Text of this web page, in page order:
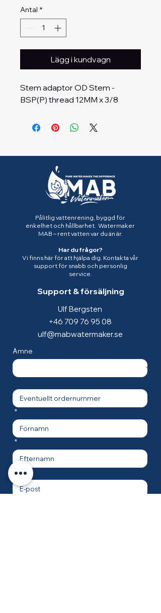
Antal *
Lägg i kundvagn
Stem adaptor OD Stem -
BSP(P) thread 12MM x 3/8
Pålitlig vattenrening, byggd för
enkelhet och hållbarhet. Watermaker
MAB – rent vatten var du än är.
Har du frågor?
Vi finns här för att hjälpa dig. Kontakta vår
support för snabb och personlig
service.
Ulf Bergsten
+46 709 76 95 08
ulf@mabwatermaker.se
Support & försäljning
Ämne
*
*
*